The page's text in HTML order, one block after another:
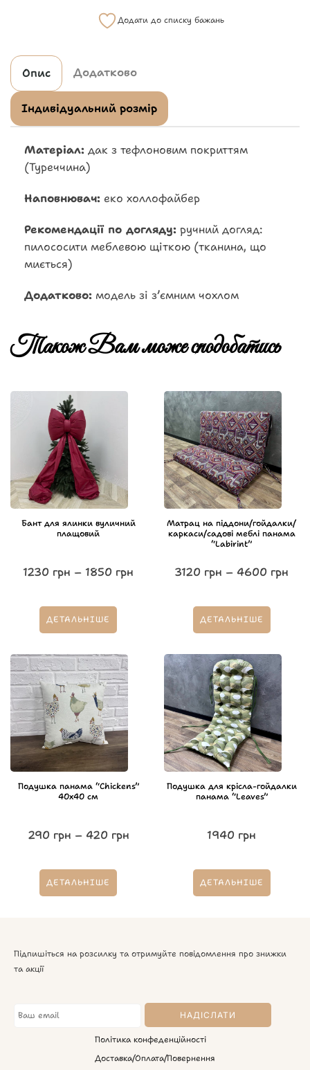
Додати до списку бажань
Опис Додатково
Індивідуальний розмір
Матеріал: дак з тефлоновим покриттям
(Туреччина)
Наповнювач: еко холлофайбер
Рекомендації по догляду: ручний догляд:
пилососити меблевою щіткою (тканина, що
миється)
Додатково: модель зі зʼємним чохлом
Також Вам може сподобатись
Бант для ялинки вуличний
плащовий
1230 грн – 1850 грн
ДЕТАЛЬНІШЕ
Матрац на піддони/гойдалки/
каркаси/садові меблі панама
“Labirint”
3120 грн – 4600 грн
ДЕТАЛЬНІШЕ
Подушка панама “Chickens”
40х40 см
290 грн – 420 грн
ДЕТАЛЬНІШЕ
Подушка для крісла-гойдалки
панама “Leaves”
1940 грн
ДЕТАЛЬНІШЕ
Підпишіться на розсилку та отримуйте повідомлення про знижки
та акції
Політика конфеденційності
Доставка/Оплата/Повернення